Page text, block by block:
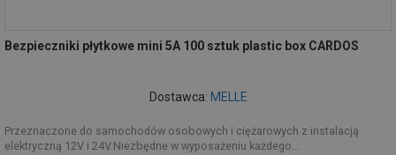
Bezpieczniki płytkowe mini 5A 100 sztuk plastic box CARDOS
Dostawca: MELLE
Przeznaczone do samochodów osobowych i ciężarowych z instalacją
elektryczną 12V i 24V.Niezbędne w wyposażeniu każdego...